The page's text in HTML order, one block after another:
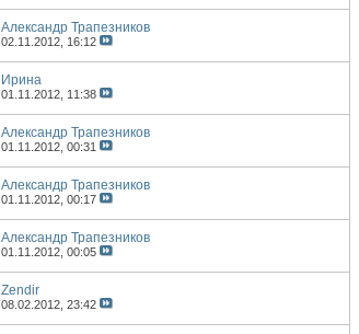
Александр Трапезников
02.11.2012, 16:12
Иринa
01.11.2012, 11:38
Александр Трапезников
01.11.2012,00:31
Александр Трапезников
01.11.2012,00:17
Александр Трапезников
01.11.2012,00:05
Zendir
08.02.2012,23:42